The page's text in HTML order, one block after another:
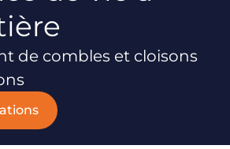
de combles et cloisons